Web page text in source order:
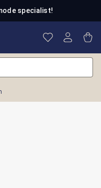
specialist!
Je hebt 0